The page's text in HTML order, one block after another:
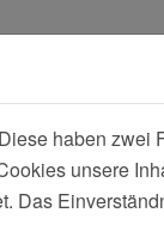
haben
unsere
Das